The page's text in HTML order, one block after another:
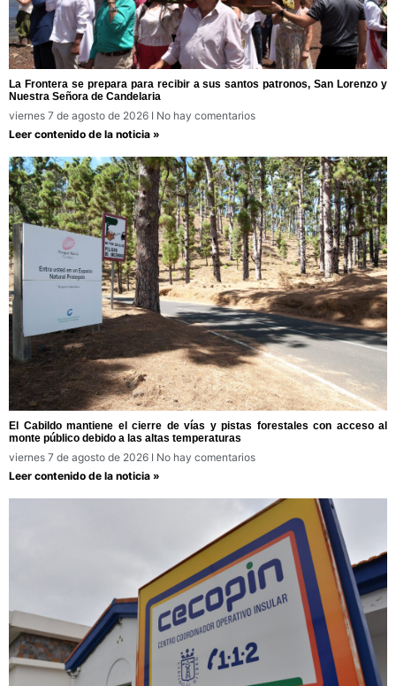
La Frontera se prepara para recibir a sus santos patronos, San Lorenzo y
Nuestra Señora de Candelaria
viernes 7 de agosto de 2026
No hay comentarios
Leer contenido de la noticia »
El Cabildo mantiene el cierre de vías y pistas forestales con acceso al
monte público debido a las altas temperaturas
viernes 7 de agosto de 2026
No hay comentarios
Leer contenido de la noticia »